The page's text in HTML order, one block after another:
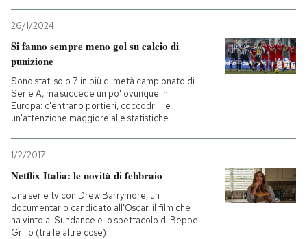
SHOP
AREA PERSONALE
Entra
26/1/2024
Si fanno sempre meno gol su calcio di
punizione
Sono stati solo 7 in più di metà campionato di
Serie A, ma succede un po' ovunque in
Europa: c'entrano portieri, coccodrilli e
un'attenzione maggiore alle statistiche
1/2/2017
Netflix Italia: le novità di febbraio
Una serie tv con Drew Barrymore, un
documentario candidato all'Oscar, il film che
ha vinto al Sundance e lo spettacolo di Beppe
Grillo (tra le altre cose)